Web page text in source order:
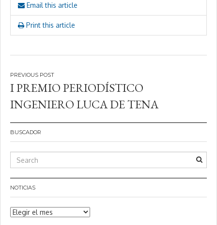
Email this article
Print this article
Navegación
de
entradas
I PREMIO PERIODÍSTICO
INGENIERO LUCA DE TENA
BUSCADOR
NOTICIAS
Noticias